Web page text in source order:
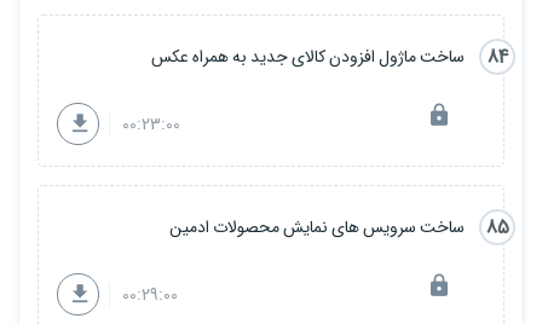
84 ساخت ماژول افزودن کالای جدید به همراه عکس
00:23:00
85 ساخت سرویس های نمایش محصولات ادمین
00:29:00